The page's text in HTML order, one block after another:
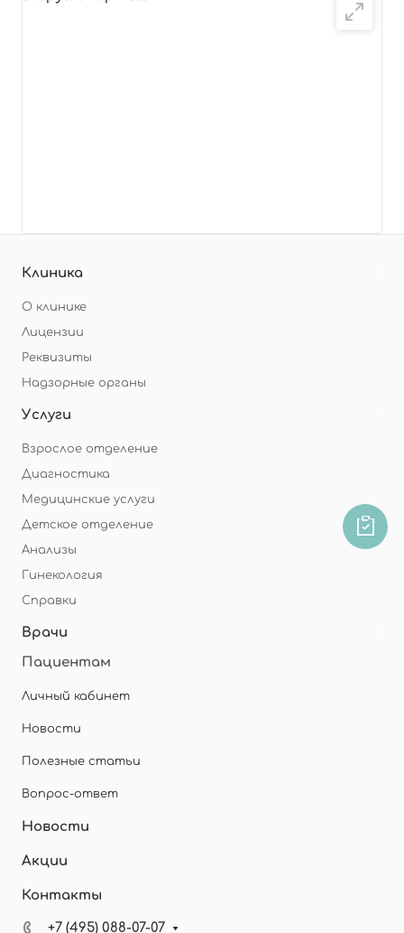
Клиника
О клинике
Лицензии
Реквизиты
Надзорные органы
Услуги
Взрослое отделение
Диагностика
Медицинские услуги
Детское отделение
Анализы
Гинекология
Справки
Врачи
Пациентам
Личный кабинет
Новости
Полезные статьи
Вопрос-ответ
Новости
Акции
Контакты
+7 (495) 088-07-07